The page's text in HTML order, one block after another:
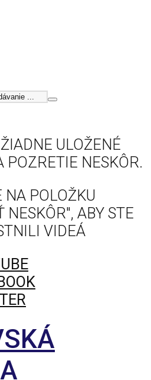
ULOŽENÉ
POZRETIE NESKÔR.
NA POLOŽKU
NESKÔR", ABY STE
VIDEÁ